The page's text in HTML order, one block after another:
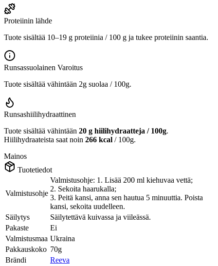
Proteiinin lähde
Tuote sisältää 10–19 g proteiinia / 100 g ja tukee proteiinin saantia.
Runsassuolainen Varoitus
Tuote sisältää vähintään 2g suolaa / 100g.
Runsashiilihydraattinen
Tuote sisältää vähintään 20 g hiilihydraatteja / 100g.
Hiilihydraateista saat noin 266 kcal / 100g.
Mainos
Tuotetiedot
Valmistusohje
Valmistusohje: 1. Lisää 200 ml kiehuvaa vettä;
2. Sekoita haarukalla;
3. Peitä kansi, anna sen hautua 5 minuuttia. Poista
kansi, sekoita uudelleen.
Säilytys
Säilytettävä kuivassa ja viileässä.
Pakaste
Ei
Valmistusmaa Ukraina
Pakkauskoko 70g
Brändi
Reeva